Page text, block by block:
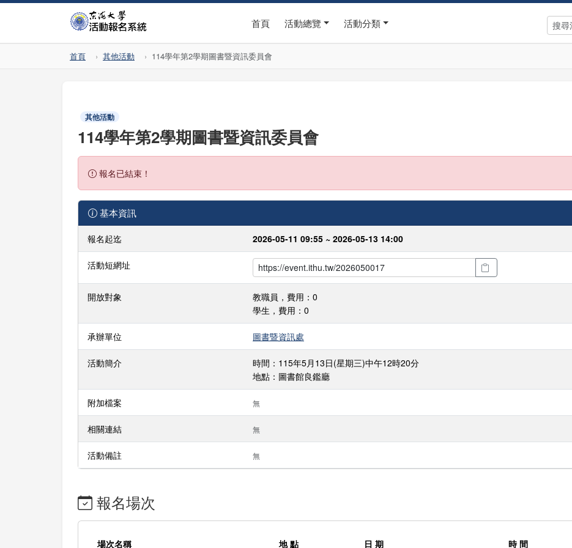
首頁 活動總覽 活動分類
首頁 其他活動 114學年第2學期圖書暨資訊委員會
其他活動
114學年第2學期圖書暨資訊委員會
報名已結束！
基本資訊
報名起迄 2026-05-11 09:55 ~ 2026-05-13 14:00
活動短網址
開放對象
教職員，費用：0
學生，費用：0
承辦單位 圖書暨資訊處
活動簡介
時間：115年5月13日(星期三)中午12時20分
地點：圖書館良鑑廳
附加檔案 無
相關連結 無
活動備註 無
報名場次
場次名稱 地 點 日 期 時 間